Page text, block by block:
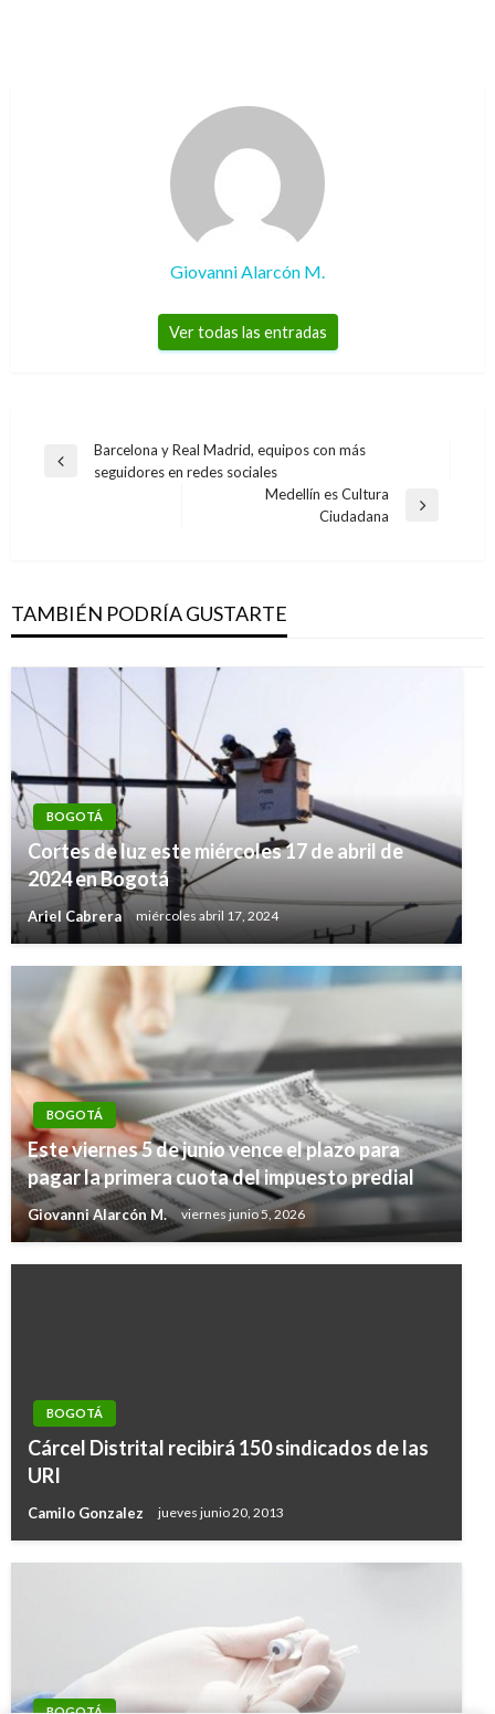
Giovanni Alarcón M.
Ver todas las entradas
Navegación
Entrada
Barcelona y Real Madrid, equipos con más
seguidores en redes sociales
Medellín es Cultura
Ciudadana
TAMBIÉN PODRÍA GUSTARTE
BOGOTÁ
Cortes de luz este miércoles 17 de abril de
2024 en Bogotá
Ariel Cabrera miércoles abril 17, 2024
BOGOTÁ
Este viernes 5 de junio vence el plazo para
pagar la primera cuota del impuesto predial
Giovanni Alarcón M. viernes junio 5, 2026
BOGOTÁ
Cárcel Distrital recibirá 150 sindicados de las
URI
Camilo Gonzalez jueves junio 20, 2013